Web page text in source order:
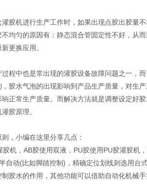
胶机进行生产工作时，如果出现点胶出胶量
均匀的原因有：静态混合管固定性不好，从
更换应用。
程中也是常出现的灌胶设备故障问题之一，
胶水气泡的出现影响到产品生产质量，对生
正常生产质量。而解决方法就是调整设定好
胶原理。
，小编在这里分享几点：
机，AB胶使用双液，PU胶使用PU胶灌胶机
自动(比如脚踏控制)，精确定位划线则选用台
胶水的作用，其他功能可以借助自动化机械手